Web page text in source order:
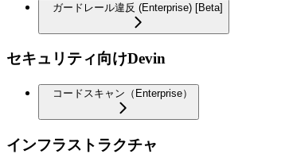
ガードレール違反 (Enterprise) [Beta]
セキュリティ向けDevin
コードスキャン（Enterprise）
インフラストラクチャ